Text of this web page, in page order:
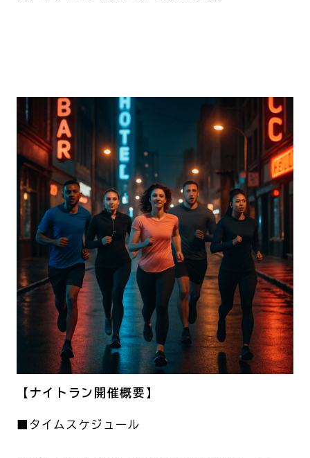
【ナイトラン開催概要】
■タイムスケジュール